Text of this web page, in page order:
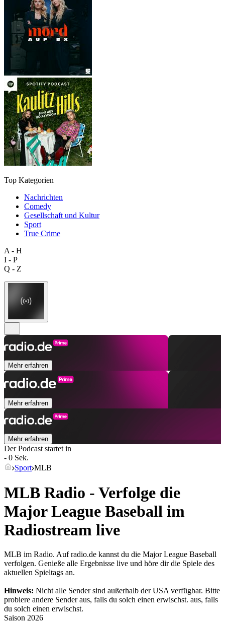
Top Kategorien
Nachrichten
Comedy
Gesellschaft und Kultur
Sport
True Crime
A - H
I - P
Q - Z
Mehr erfahren
Mehr erfahren
Mehr erfahren
Der Podcast startet in
- 0 Sek.
Sport MLB
MLB Radio - Verfolge die
Major League Baseball im
Radiostream live
MLB im Radio. Auf radio.de kannst du die Major League Baseball
verfolgen. Genieße alle Ergebnisse live und höre dir die Spiele des
aktuellen Spieltags an.
Hinweis: Nicht alle Sender sind außerhalb der USA verfügbar. Bitte
probiere andere Sender aus, falls du solch einen erwischst. aus, falls
du solch einen erwischst.
Saison 2026